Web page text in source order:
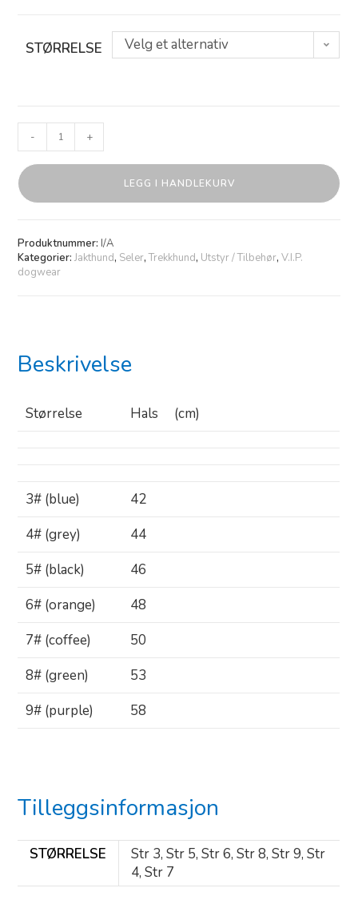
STØRRELSE Velg et alternativ
- +
LEGG I HANDLEKURV
Produktnummer: I/A
Kategorier:Jakthund, Seler,Trekkhund, Utstyr / Tilbehør,V.I.P.
dogwear
Beskrivelse
Størrelse Hals (cm)
3# (blue)
42
4# (grey)
44
5# (black)
46
6# (orange)
48
7# (coffee)
50
8# (green)
53
9# (purple)
58
Tilleggsinformasjon
STØRRELSE
Str 3, Str 5, Str 6, Str 8, Str 9, Str
4, Str 7